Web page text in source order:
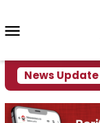
konten
News Update
Krisi Air